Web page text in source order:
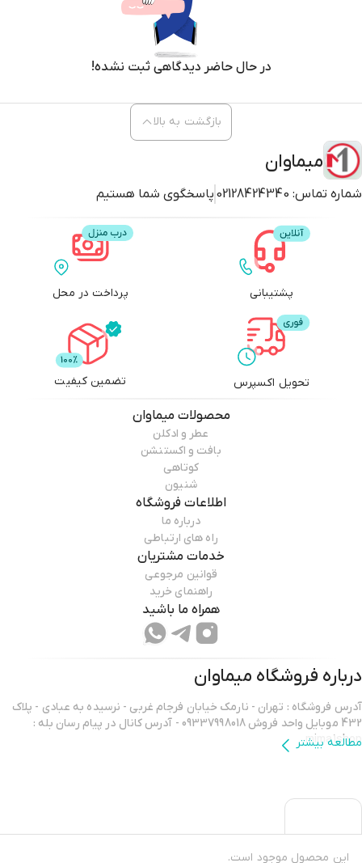
این محصول موجود است.
در حال حاضر دیدگاهی ثبت نشده!
میماوان
شماره تماس: 02128424340 پاسخگوی شما هستیم
بازگشت به بالا
پشتیبانی پرداخت در محل
تحویل اکسپرس تضمین کیفیت
محصولاتمیماوان
عطر و ادکلن
بافت و اکستنشن
کوتاهی
شنیون
اطلاعات فروشگاه
درباره ما
راه های ارتباطی
خدمات مشتریان
قوانین مرجوعی
راهنمای خرید
همراه ما باشید
درباره فروشگاه میماوان
آدرس فروشگاه : تهران - نارمک خیابان فرجام غربی - نرسیده به عبادی - پلاک
432 موبایل واحد فروش 09337998018 - آدرس کانال در پیام رسان بله :
mima1shop
سلام ورود شما همراهان عزیز را به میماوان،فروشگاه آنلاین آرایشگاهی خوش
خوشحالیم که هم اکنون در فروشگاه میماوان،دارنده نماد اعتماد الکترونیکی،
عضو اتحادیه کشوری کسب و کار های آنلاین و ارائه دهنده ضمانت اصل کالا
مطالعه بیشتر